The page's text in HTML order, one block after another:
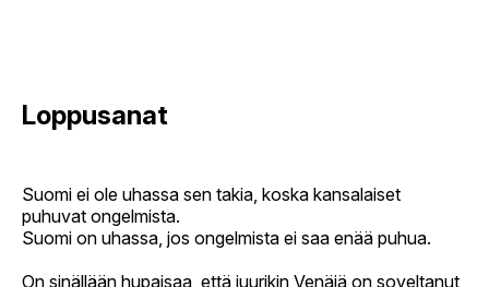
Loppusanat
Suomi ei ole uhassa sen takia, koska kansalaiset
puhuvat ongelmista.
Suomi on uhassa, jos ongelmista ei saa enää puhua.
On sinällään hupaisaa, että juurikin Venäjä on soveltanut